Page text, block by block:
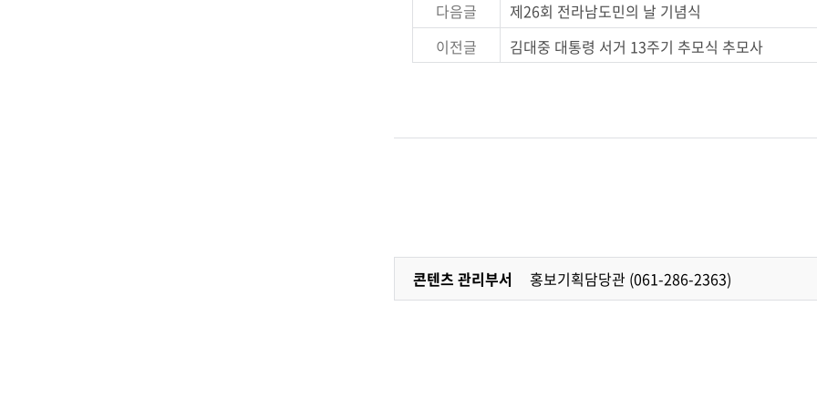
다음글
제26회 전라남도민의 날 기념식
이전글
김대중 대통령 서거 13주기 추모식 추모사
콘텐츠 관리부서 홍보기획담당관 (061-286-2363)